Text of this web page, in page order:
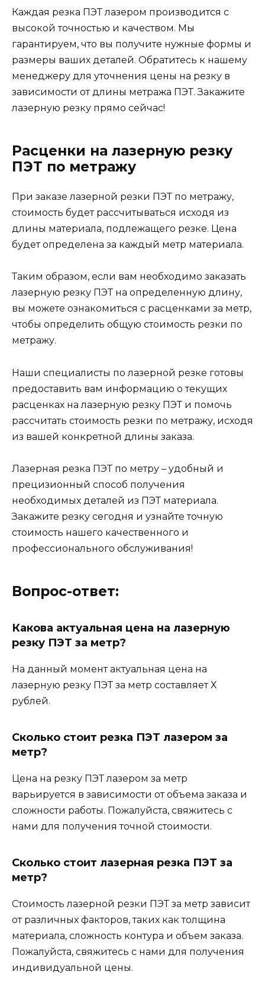
Каждая резка ПЭТ лазером производится с
высокой точностью и качеством. Мы
гарантируем, что вы получите нужные формы и
размеры ваших деталей. Обратитесь к нашему
менеджеру для уточнения цены на резку в
зависимости от длины метража ПЭТ. Закажите
лазерную резку прямо сейчас!
Расценки на лазерную резку
ПЭТ по метражу
При заказе лазерной резки ПЭТ по метражу,
стоимость будет рассчитываться исходя из
длины материала, подлежащего резке. Цена
будет определена за каждый метр материала.
Таким образом, если вам необходимо заказать
лазерную резку ПЭТ на определенную длину,
вы можете ознакомиться с расценками за метр,
чтобы определить общую стоимость резки по
метражу.
Наши специалисты по лазерной резке готовы
предоставить вам информацию о текущих
расценках на лазерную резку ПЭТ и помочь
рассчитать стоимость резки по метражу, исходя
из вашей конкретной длины заказа.
Лазерная резка ПЭТ по метру – удобный и
прецизионный способ получения
необходимых деталей из ПЭТ материала.
Закажите резку сегодня и узнайте точную
стоимость нашего качественного и
профессионального обслуживания!
Вопрос-ответ:
Какова актуальная цена на лазерную
резку ПЭТ за метр?
На данный момент актуальная цена на
лазерную резку ПЭТ за метр составляет Х
рублей.
Сколько стоит резка ПЭТ лазером за
метр?
Цена на резку ПЭТ лазером за метр
варьируется в зависимости от объема заказа и
сложности работы. Пожалуйста, свяжитесь с
нами для получения точной стоимости.
Сколько стоит лазерная резка ПЭТ за
метр?
Стоимость лазерной резки ПЭТ за метр зависит
от различных факторов, таких как толщина
материала, сложность контура и объем заказа.
Пожалуйста, свяжитесь с нами для получения
индивидуальной цены.